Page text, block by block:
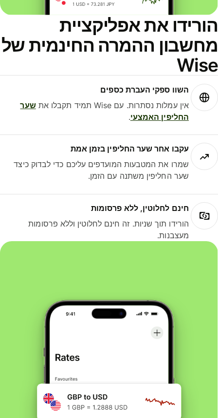
את אפליקציית
ההמרה החינמית של
השוו ספקי העברת כספים
אין עמלות נסתרות. עם Wise תמיד תקבלו את
שער
החליפין האמצעי.
עקבו אחר שער החליפין בזמן אמת
שמרו את המטבעות המועדפים עליכם כדי לבדוק כיצד
שער החליפין משתנה עם הזמן.
חינם לחלוטין, ללא פרסומות
הורידו תוך שניות. זה חינם לחלוטין וללא פרסומות
מעצבנות.